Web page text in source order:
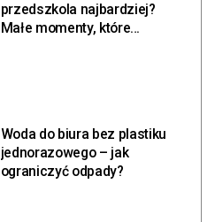
przedszkola najbardziej?
Małe momenty, które
Woda do biura bez plastiku
jednorazowego – jak
ograniczyć odpady?